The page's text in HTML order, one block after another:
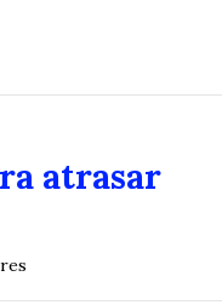
atrasar